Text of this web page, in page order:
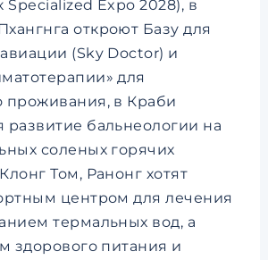
Specialized Expo 2028), в
откроют Базу для
(Sky Doctor) и
для
проживания, в Краби
развитие бальнеологии на
соленых горячих
Том, Ранонг хотят
центром для лечения
термальных вод, а
здорового питания и